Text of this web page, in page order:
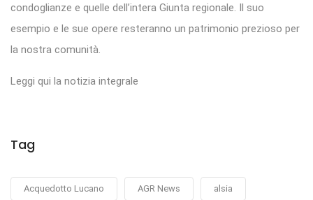
condoglianze e quelle dell’intera Giunta regionale. Il suo
esempio e le sue opere resteranno un patrimonio prezioso per
la nostra comunità.
Leggi qui la notizia integrale
Tag
Acquedotto Lucano AGR News alsia